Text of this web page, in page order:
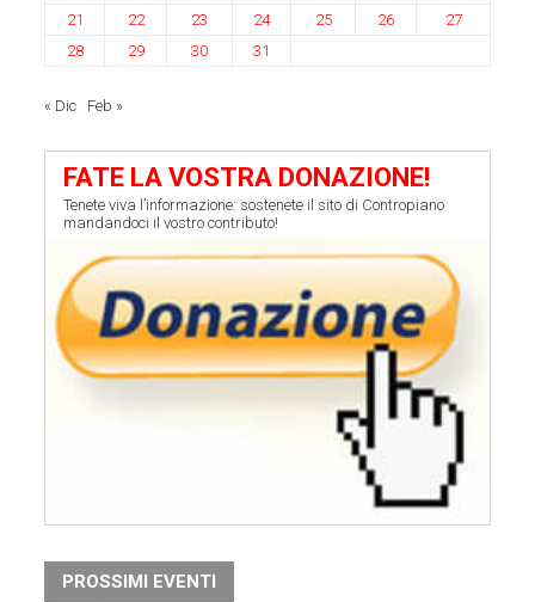
21
22 23 24 25 26
27
28
29 30 31
« Dic Feb »
FATE LA VOSTRA DONAZIONE!
Tenete viva l’informazione: sostenete il sito di Contropiano
mandandoci il vostro contributo!
PROSSIMI EVENTI